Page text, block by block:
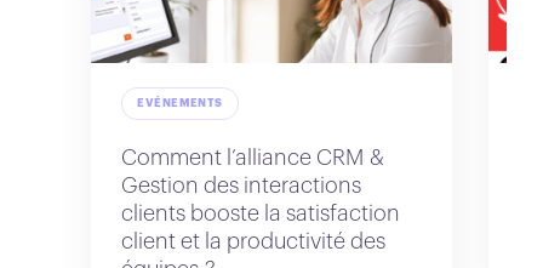
EVÉNEMENTS
Comment l’alliance CRM &
Gestion des interactions
clients booste la satisfaction
client et la productivité des